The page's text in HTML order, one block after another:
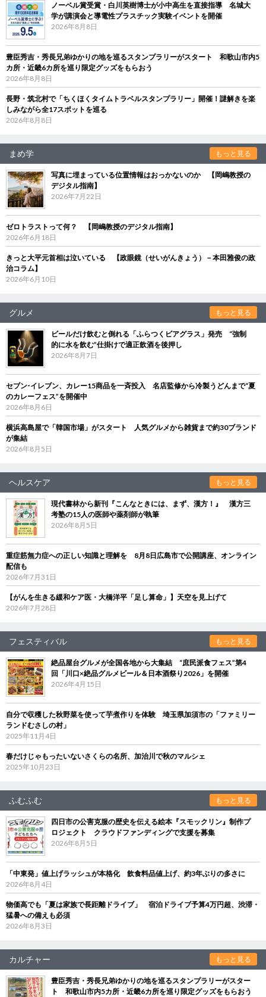
ノーベル賞受賞・白川英樹博士が小中高生を直接指導 名城大
学が講演会と導電性プラスチック実験イベントを開催
2026年8月8日
豊臣秀吉・秀長兄弟ゆかりの地を巡るスタンプラリーがスタート 和歌山市内5
カ所・近畿6カ所を巡り限定グッズをもらおう
2026年8月8日
長野・筑北村で「ちくほくタイムトラベルスタンプラリー」開催！謎解きを楽
しみながら全17スポットを巡る
2026年8月8日
まめ学 もっと見る
写真に埋まっている位置情報はおっかないのか 【岡嶋教授の
デジタル指南】
2026年7月22日
ゼロトラストって何？ 【岡嶋教授のデジタル指南】
2026年6月18日
きっと大平元首相は泣いている 【政眼鏡（せいがんきょう）－本田雅俊の政
治コラム】
2026年6月10日
グルメ もっと見る
ビールだけ飲むと倒れる「ふらつくビアグラス」発売 “強制
的に水を飲む”仕掛けで適正飲酒を後押し
2026年8月7日
セブン‐イレブン、カレー15商品を一斉投入 名店監修から冷製うどんまで“夏
のカレーフェス”を開催中
2026年8月6日
横浜高島屋で「韓国市場」がスタート 人気グルメから雑貨まで約30ブランド
が集結
2026年8月5日
ヘルスケア もっと見る
現代書林から新刊『こんなときには、まず、漢方！』 漢方三
考塾の15人の医師や薬剤師が執筆
2026年8月5日
重症筋無力症への正しい知識と理解を 8月8日広島市で公開講座、オンライン
配信も
2026年7月31日
【がんを生きる緩和ケア医・大橋洋平「足し算命」】天空を見上げて
2026年7月28日
フェスティバル もっと見る
絶品屋台グルメが全国各地から大集結 “庶民派食フェス”第4
回「川口×絶品グルメビール＆日本酒祭り2026」を開催
2026年4月15日
自分で収穫した秋野菜を使って芋煮作りを体験 埼玉県加須市の「ファミリー
ランドむさしの村」
2025年11月4日
春だけじゃもったいないさくらの名所、加治川で秋のマルシェ
2025年10月23日
ふむふむ もっと見る
四日市の公害克服の歴史を伝える絵本『スモックリン』制作プ
ロジェクト クラウドファンディングで支援を募集
2026年8月5日
「中東発」値上げラッシュが本格化 飲食料品値上げ、約3年ぶりの多さに
2026年8月4日
物価高でも「夏は家族で長距離ドライブ」 宿泊ドライブ予算4万円超、渋滞・
猛暑への備えも必須
2026年8月3日
カルチャー もっと見る
豊臣秀吉・秀長兄弟ゆかりの地を巡るスタンプラリーがスター
ト 和歌山市内5カ所・近畿6カ所を巡り限定グッズをもらおう